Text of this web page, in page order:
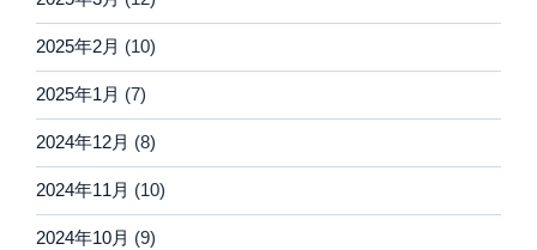
2025年2月 (10)
2025年1月 (7)
2024年12月 (8)
2024年11月 (10)
2024年10月 (9)